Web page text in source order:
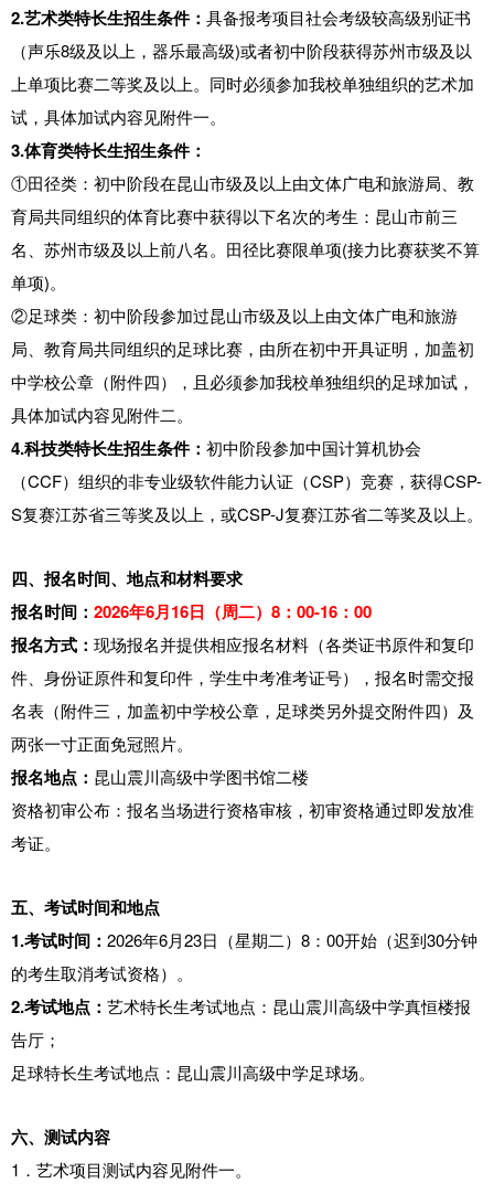
2.艺术类特长生招生条件： 具备报考项目社会考级较高级别证书
（声乐8级及以上，器乐最高级)或者初中阶段获得苏州市级及以
上单项比赛二等奖及以上。同时必须参加我校单独组织的艺术加
试，具体加试内容见附件一。
3.体育类特长生招生条件：
①田径类：初中阶段在昆山市级及以上由文体广电和旅游局、教
育局共同组织的体育比赛中获得以下名次的考生：昆山市前三
名、苏州市级及以上前八名。田径比赛限单项(接力比赛获奖不算
单项)。
②足球类：初中阶段参加过昆山市级及以上由文体广电和旅游
局、教育局共同组织的足球比赛，由所在初中开具证明，加盖初
中学校公章（附件四），且必须参加我校单独组织的足球加试，
具体加试内容见附件二。
4.科技类特长生招生条件： 初中阶段参加中国计算机协会
（CCF）组织的非专业级软件能力认证（CSP）竞赛，获得CSP-
S复赛江苏省三等奖及以上，或CSP-J复赛江苏省二等奖及以上。
四、 报名时间、地点和材料要求
报名时间： 2026年6月16日（周二）8：00-16：00
报名方式： 现场报名并提供相应报名材料（各类证书原件和复印
件、身份证原件和复印件，学生中考准考证号），报名时需交报
名表（附件三，加盖初中学校公章，足球类另外提交附件四）及
两张一寸正面免冠照片。
报名地点： 昆山震川高级中学图书馆二楼
资格初审公布：报名当场进行资格审核，初审资格通过即发放准
考证。
五、 考试时间和地点
1.考试时间： 2026年6月23日（星期二）8：00开始（迟到30分钟
的考生取消考试资格）。
2.考试地点： 艺术特长生考试地点：昆山震川高级中学真恒楼报
告厅；
足球特长生考试地点：昆山震川高级中学足球场。
六、 测试内容
1．艺术项目测试内容见附件一。